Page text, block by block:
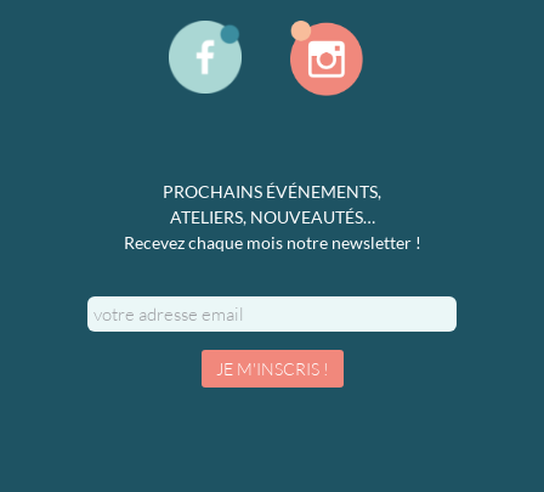
PROCHAINS ÉVÉNEMENTS,
ATELIERS, NOUVEAUTÉS…
Recevez chaque mois notre newsletter !